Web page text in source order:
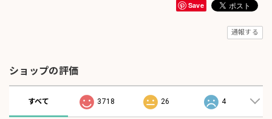
Save
通報する
ショップの評価
すべて 3718 26 4